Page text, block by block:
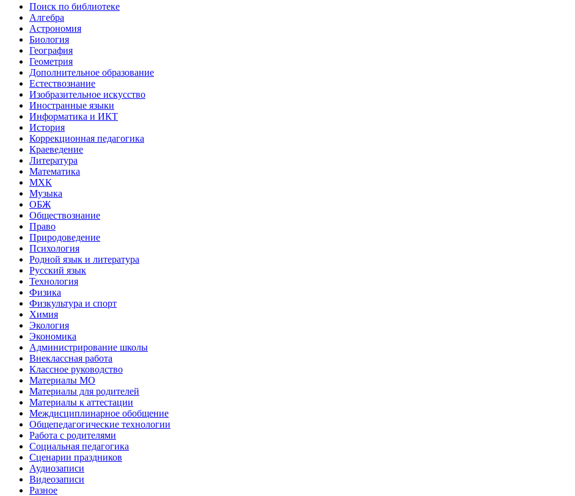
Поиск по библиотеке
Алгебра
Астрономия
Биология
География
Геометрия
Дополнительное образование
Естествознание
Изобразительное искусство
Иностранные языки
Информатика и ИКТ
История
Коррекционная педагогика
Краеведение
Литература
Математика
МХК
Музыка
ОБЖ
Обществознание
Право
Природоведение
Психология
Родной язык и литература
Русский язык
Технология
Физика
Физкультура и спорт
Химия
Экология
Экономика
Администрирование школы
Внеклассная работа
Классное руководство
Материалы МО
Материалы для родителей
Материалы к аттестации
Междисциплинарное обобщение
Общепедагогические технологии
Работа с родителями
Социальная педагогика
Сценарии праздников
Аудиозаписи
Видеозаписи
Разное